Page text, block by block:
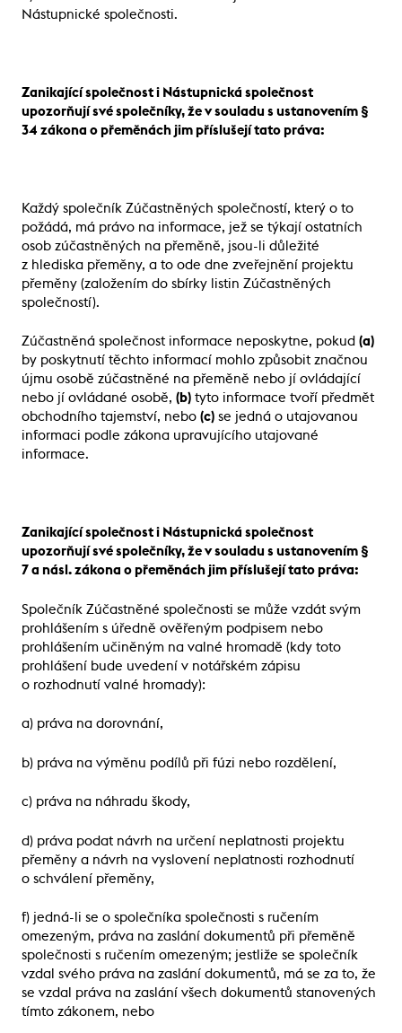
Nástupnické společnosti.
Zanikající společnost i Nástupnická společnost
upozorňují své společníky, že v souladu s ustanovením §
34 zákona o přeměnách jim příslušejí tato práva:
Každý společník Zúčastněných společností, který o to
požádá, má právo na informace, jež se týkají ostatních
osob zúčastněných na přeměně, jsou-li důležité
z hlediska přeměny, a to ode dne zveřejnění projektu
přeměny (založením do sbírky listin Zúčastněných
společností).
Zúčastněná společnost informace neposkytne, pokud (a)
by poskytnutí těchto informací mohlo způsobit značnou
újmu osobě zúčastněné na přeměně nebo jí ovládající
nebo jí ovládané osobě, (b) tyto informace tvoří předmět
obchodního tajemství, nebo (c) se jedná o utajovanou
informaci podle zákona upravujícího utajované
informace.
Zanikající společnost i Nástupnická společnost
upozorňují své společníky, že v souladu s ustanovením §
7 a násl. zákona o přeměnách jim příslušejí tato práva:
Společník Zúčastněné společnosti se může vzdát svým
prohlášením s úředně ověřeným podpisem nebo
prohlášením učiněným na valné hromadě (kdy toto
prohlášení bude uvedení v notářském zápisu
o rozhodnutí valné hromady):
a) práva na dorovnání,
b) práva na výměnu podílů při fúzi nebo rozdělení,
c) práva na náhradu škody,
d) práva podat návrh na určení neplatnosti projektu
přeměny a návrh na vyslovení neplatnosti rozhodnutí
o schválení přeměny,
f) jedná-li se o společníka společnosti s ručením
omezeným, práva na zaslání dokumentů při přeměně
společnosti s ručením omezeným; jestliže se společník
vzdal svého práva na zaslání dokumentů, má se za to, že
se vzdal práva na zaslání všech dokumentů stanovených
tímto zákonem, nebo